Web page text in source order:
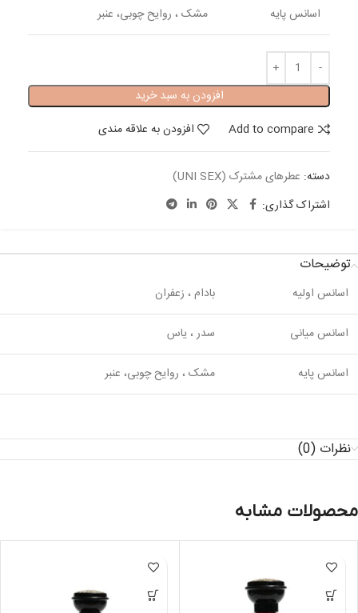
اسانس پایه مشک ، روایح چوبی، عنبر
افزودن به سبد خرید
Add to compare
افزودن به علاقه مندی
دسته: عطرهای مشترک (UNI SEX)
اشتراک گذاری:
توضیحات
اسانس اولیه بادام ، زعفران
اسانس میانی سدر ، یاس
اسانس پایه مشک ، روایح چوبی، عنبر
نظرات (0)
محصولات مشابه